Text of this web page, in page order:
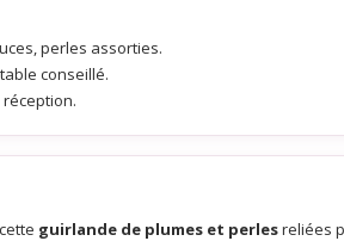
perles assorties.
conseillé.
guirlande de plumes et perlesreliées